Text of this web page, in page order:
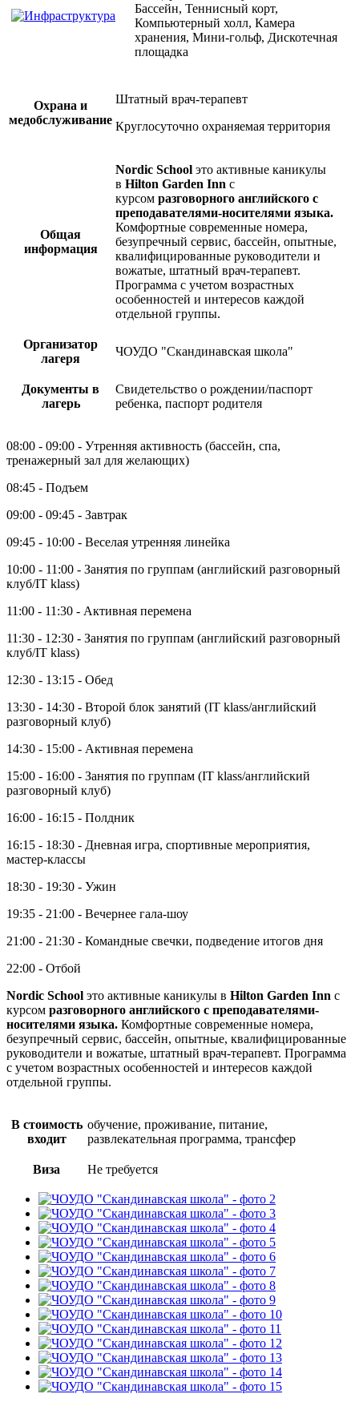
Бассейн, Теннисный корт,
Компьютерный холл, Камера
хранения, Мини-гольф, Дискотечная
площадка
Охрана и
медобслуживание
Штатный врач-терапевт
Круглосуточно охраняемая территория
Общая
информация
Nordic School это активные каникулы
в Hilton Garden Inn с
курсом разговорного английского с
преподавателями-носителями языка.
Комфортные современные номера,
безупречный сервис, бассейн, опытные,
квалифицированные руководители и
вожатые, штатный врач-терапевт.
Программа с учетом возрастных
особенностей и интересов каждой
отдельной группы.
Организатор
лагеря
ЧОУДО "Скандинавская школа"
Документы в
лагерь
Свидетельство о рождении/паспорт
ребенка, паспорт родителя
08:00 - 09:00 - Утренняя активность (бассейн, спа,
тренажерный зал для желающих)
08:45 - Подъем
09:00 - 09:45 - Завтрак
09:45 - 10:00 - Веселая утренняя линейка
10:00 - 11:00 - Занятия по группам (английский разговорный
клуб/IT klass)
11:00 - 11:30 - Активная перемена
11:30 - 12:30 - Занятия по группам (английский разговорный
клуб/IT klass)
12:30 - 13:15 - Обед
13:30 - 14:30 - Второй блок занятий (IT klass/английский
разговорный клуб)
14:30 - 15:00 - Активная перемена
15:00 - 16:00 - Занятия по группам (IT klass/английский
разговорный клуб)
16:00 - 16:15 - Полдник
16:15 - 18:30 - Дневная игра, спортивные мероприятия,
мастер-классы
18:30 - 19:30 - Ужин
19:35 - 21:00 - Вечернее гала-шоу
21:00 - 21:30 - Командные свечки, подведение итогов дня
22:00 - Отбой
Nordic School это активные каникулы в Hilton Garden Inn с
курсом разговорного английского с преподавателями-
носителями языка. Комфортные современные номера,
безупречный сервис, бассейн, опытные, квалифицированные
руководители и вожатые, штатный врач-терапевт. Программа
с учетом возрастных особенностей и интересов каждой
отдельной группы.
В стоимость
входит
обучение, проживание, питание,
развлекательная программа, трансфер
Виза Не требуется